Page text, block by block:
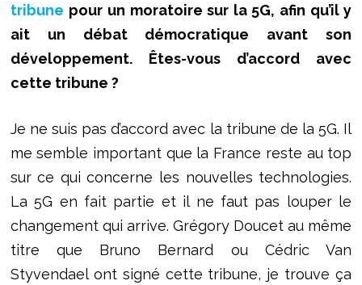
tribune pour un moratoire sur la 5G, afin qu’il y
ait un débat démocratique avant son
développement. Êtes-vous d’accord avec
cette tribune ?
Je ne suis pas d’accord avec la tribune de la 5G. Il
me semble important que la France reste au top
sur ce qui concerne les nouvelles technologies.
La 5G en fait partie et il ne faut pas louper le
changement qui arrive. Grégory Doucet au même
titre que Bruno Bernard ou Cédric Van
Styvendael ont signé cette tribune, je trouve ça